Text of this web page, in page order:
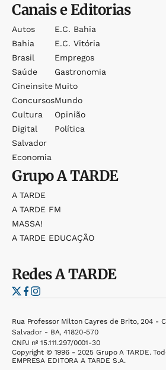
Canais e Editorias
Autos
Bahia
Brasil
Saúde
Cineinsite
Concursos
Cultura
Digital
Salvador
Economia
E.c. Bahia
E.c. Vitória
Empregos
Gastronomia
Muito
Mundo
Opinião
Política
GrupoA TARDE
A TARDE
A TARDE FM
MASSA!
A TARDE EDUCAÇÃO
RedesA TARDE
Rua Professor Milton Cayres de Brito, 204 -
Salvador - BA, 41820-570
CNPJ nº 15.111.297/0001-30
Copyright © 1996 - 2025 Grupo A TARDE.
EMPRESA EDITORA A TARDE S.A.